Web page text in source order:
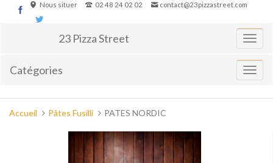
Nous situer 02 48 24 02 02 contact@23pizzastreet.com
Basculer
23 Pizza Street
Catégories
Vous
Accueil Pâtes Fusilli PATES NORDIC